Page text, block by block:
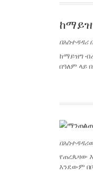
በአስተዳዳሪ
ከማይዝግ
በዓለም ላይ
የጠረጴዛው
እንደውም